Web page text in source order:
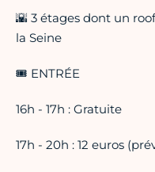
🌇 3 étages dont un
la Seine
🎟️ ENTRÉE
16h - 17h : Gratuite
17h - 20h : 12 euros